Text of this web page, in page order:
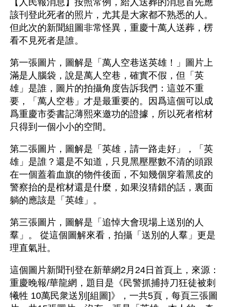
【人民報消息】按照常例，給人送葬的消息首先應
該刊登此死者的照片，尤其是大家都不熟悉的人。
但此次的新聞組圖非常怪異，重慶十萬人送葬，楞
看不見死者是誰。
第一張圖片，圖解是「萬人空巷送英雄！」圖片上
滿是人腦袋，說是萬人空巷，確實不假，但「英
雄」是誰，圖片的拍攝角度告訴我們：這並不重
要，「萬人空巷」才是最重要的。因爲這個可以成
爲重慶市委書記薄熙來邀功的證據，所以死者棺材
只得到一個小小的空間。
第二張圖片，圖解是「英雄，請一路走好」，「英
雄」是誰？還是不知道，只見黑壓壓數不清的頭跟
在一個蓋着血旗的物件後面，不知幾個穿着黑皮的
警察抬的是棺材還是什麼，如果沒猜錯的話，裏面
躺的應該是「英雄」。
第三張圖片，圖解是「追悼大會現場上送別的人
羣」。 從這個圖解來看，拍攝「送別的人羣」更是
理直氣壯。
這個圖片新聞刊登在新華網2月24日首頁上，來源：
重慶晚報/華龍網，題目是《民警抓捕持刀狂徒被刺
犧牲 10萬民衆送別[組圖]》，一共5頁，每頁三張圖